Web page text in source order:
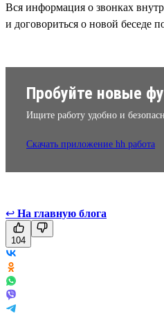
Вся информация о звонках
и договориться о новой беседе
Пробуйте новые
Ищите работу удобно и
Скачать приложение hh работа
↩ На главную блога
104